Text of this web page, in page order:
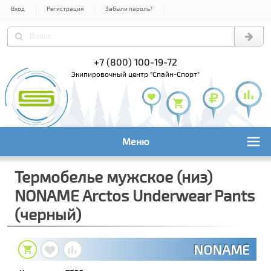
Вход Регистрация Забыли пароль?
+7 (800) 100-19-72
экипировочный центр "Спайн-Спорт"
Меню
Термобелье мужское (низ)
NONAME Arctos Underwear Pants
(черный)
NONAME